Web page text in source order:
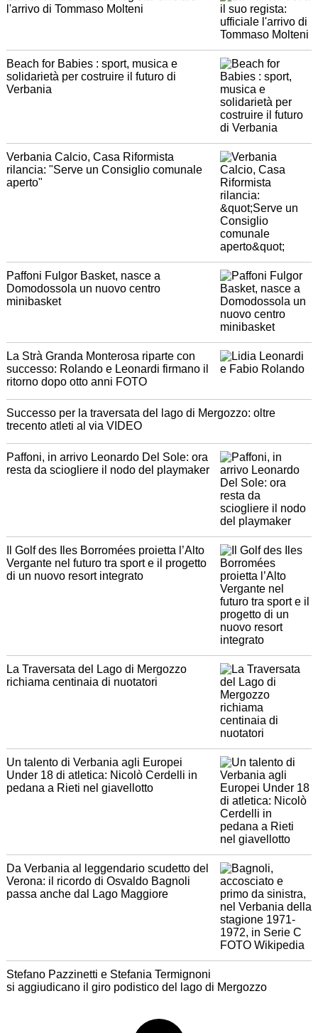
l'arrivo di Tommaso Molteni
Beach for Babies : sport, musica e
solidarietà per costruire il futuro di
Verbania
Verbania Calcio, Casa Riformista
rilancia: "Serve un Consiglio comunale
aperto"
Paffoni Fulgor Basket, nasce a
Domodossola un nuovo centro
minibasket
La Strà Granda Monterosa riparte con
successo: Rolando e Leonardi firmano il
ritorno dopo otto anni FOTO
Successo per la traversata del lago di Mergozzo: oltre
trecento atleti al via VIDEO
Paffoni, in arrivo Leonardo Del Sole: ora
resta da sciogliere il nodo del playmaker
Il Golf des Iles Borromées proietta l’Alto
Vergante nel futuro tra sport e il progetto
di un nuovo resort integrato
La Traversata del Lago di Mergozzo
richiama centinaia di nuotatori
Un talento di Verbania agli Europei
Under 18 di atletica: Nicolò Cerdelli in
pedana a Rieti nel giavellotto
Da Verbania al leggendario scudetto del
Verona: il ricordo di Osvaldo Bagnoli
passa anche dal Lago Maggiore
Stefano Pazzinetti e Stefania Termignoni
si aggiudicano il giro podistico del lago di Mergozzo